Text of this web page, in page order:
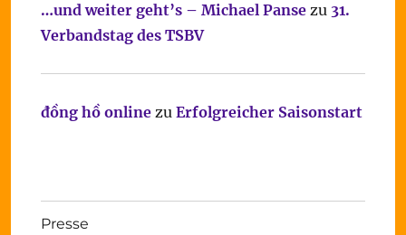
…und weiter geht’s – Michael Pansezu 31.
Verbandstag des TSBV
đồng hồ onlinezu Erfolgreicher Saisonstart
Presse